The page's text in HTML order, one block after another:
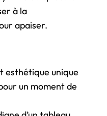
à la
apaiser.
esthétique unique
un moment de